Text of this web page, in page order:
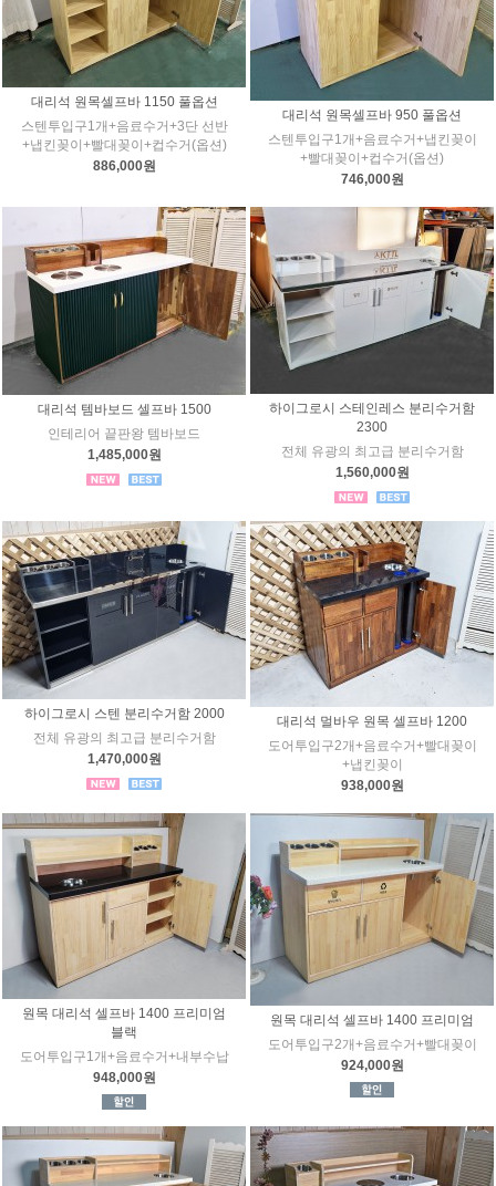
대리석 원목셀프바 1150 풀옵션
스텐투입구1개+음료수거+3단 선반
+냅킨꽂이+빨대꽂이+컵수거(옵션)
886,000원
대리석 원목셀프바 950 풀옵션
스텐투입구1개+음료수거+냅킨꽂이
+빨대꽂이+컵수거(옵션)
746,000원
대리석 템바보드 셀프바 1500
인테리어 끝판왕 템바보드
1,485,000원
하이그로시 스테인레스 분리수거함
2300
전체 유광의 최고급 분리수거함
1,560,000원
하이그로시 스텐 분리수거함 2000
전체 유광의 최고급 분리수거함
1,470,000원
대리석 멀바우 원목 셀프바 1200
도어투입구2개+음료수거+빨대꽂이
+냅킨꽂이
938,000원
원목 대리석 셀프바 1400 프리미엄
블랙
도어투입구1개+음료수거+내부수납
948,000원
원목 대리석 셀프바 1400 프리미엄
도어투입구2개+음료수거+빨대꽂이
924,000원